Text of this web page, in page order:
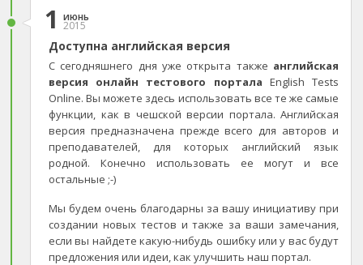
1 июнь
2015
Доступна английская версия
С сегодняшнего дня уже открыта также английская
версия онлайн тестового портала English Tests
Online. Вы можете здесь использовать все те же самые
функции, как в чешской версии портала. Английская
версия предназначена прежде всего для авторов и
преподавателей, для которых английский язык
родной. Конечно использовать ее могут и все
остальные ;-)
Мы будем очень благодарны за вашу инициативу при
создании новых тестов и также за ваши замечания,
если вы найдете какую-нибудь ошибку или у вас будут
предложения или идеи, как улучшить наш портал.